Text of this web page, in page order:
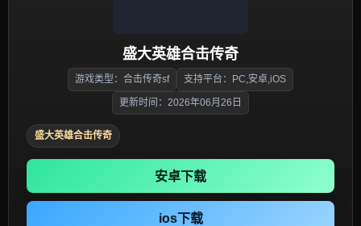
盛大英雄合击传奇
游戏类型：合击传奇sf 支持平台：PC,安卓,iOS
更新时间：2026年06月26日
盛大英雄合击传奇
安卓下载
ios下载